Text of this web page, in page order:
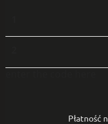
Płatność